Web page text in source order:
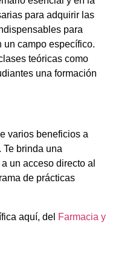
para adquirir las
para
un campo específico.
teóricas como
una formación
varios beneficios a
brinda una
un acceso directo al
de prácticas
aquí, del Farmacia y